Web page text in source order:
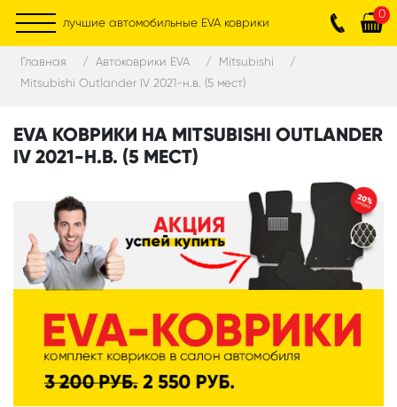
лучшие автомобильные EVA коврики
0
Главная Автоковрики EVA
Mitsubishi
Mitsubishi Outlander IV 2021-н.в. (5 мест)
EVA КОВРИКИ НА MITSUBISHI OUTLANDER
IV 2021-Н.В. (5 МЕСТ)